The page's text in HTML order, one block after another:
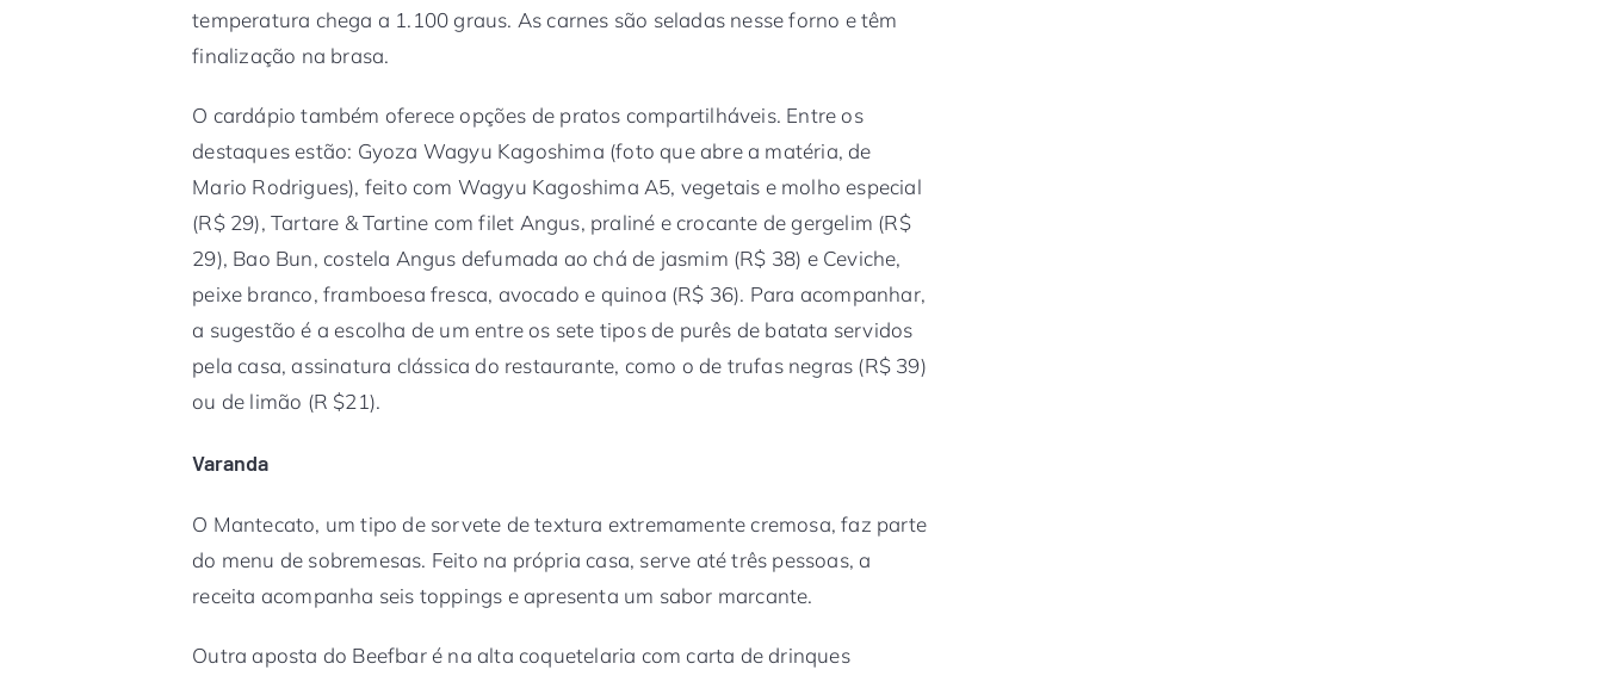
temperatura chega a 1.100 graus. As carnes são seladas nesse forno e têm
finalização na brasa.
O cardápio também oferece opções de pratos compartilháveis. Entre os
destaques estão: Gyoza Wagyu Kagoshima (foto que abre a matéria, de
Mario Rodrigues), feito com Wagyu Kagoshima A5, vegetais e molho especial
(R$ 29), Tartare & Tartine com filet Angus, praliné e crocante de gergelim (R$
29), Bao Bun, costela Angus defumada ao chá de jasmim (R$ 38) e Ceviche,
peixe branco, framboesa fresca, avocado e quinoa (R$ 36). Para acompanhar,
a sugestão é a escolha de um entre os sete tipos de purês de batata servidos
pela casa, assinatura clássica do restaurante, como o de trufas negras (R$ 39)
ou de limão (R $21).
Varanda
O Mantecato, um tipo de sorvete de textura extremamente cremosa, faz parte
do menu de sobremesas. Feito na própria casa, serve até três pessoas, a
receita acompanha seis toppings e apresenta um sabor marcante.
Outra aposta do Beefbar é na alta coquetelaria com carta de drinques